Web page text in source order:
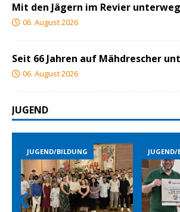
Mit den Jägern im Revier
06. August 2026
Seit 66 Jahren auf Mähdrescher
06. August 2026
JUGEND
JUGEND/BILDUNG JUGEND/